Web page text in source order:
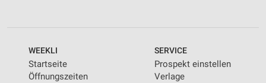
WEEKLI
Startseite
Öffnungszeiten
SERVICE
Prospekt einstellen
Verlage